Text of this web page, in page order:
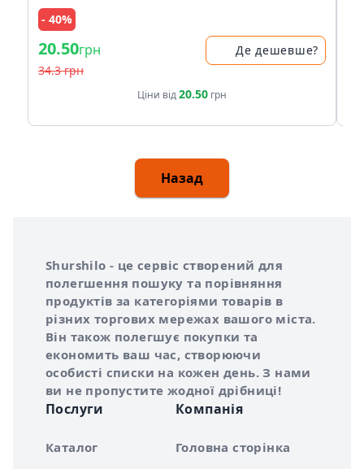
ск/бут
- 40%
20.50грн
34.3 грн
Де дешевше?
Ціни від20.50 грн
Назад
Про сервіс Shurshilo
Shurshilo - це сервіс створений для
полегшення пошуку та порівняння
продуктів за категоріями товарів в
різних торгових мережах вашого міста.
Він також полегшує покупки та
економить ваш час, створюючи
особисті списки на кожен день. З нами
ви не пропустите жодної дрібниці!
Послуги
Каталог
Компанія
Головна сторінка